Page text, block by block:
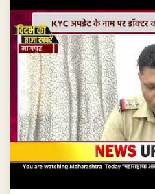
KYC के नाम पर ₹7.5
#CyberFraud
#KYCScam...